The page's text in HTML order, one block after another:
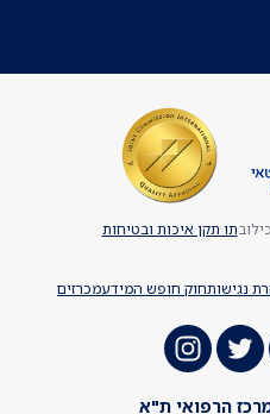
נגישותחוק חופש המידעמכרזים
תו תקן איכות ובטיחות
הרפואי ת"א